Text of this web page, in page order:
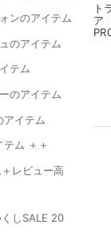
ンのアイテム
のアイテム
テム
のアイテム
イテム
テム ＋＋
レビュー高
しSALE 20
ト
ア